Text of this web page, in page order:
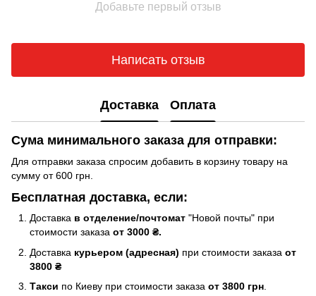
Добавьте первый отзыв
Написать отзыв
Доставка Оплата
Сума минимального заказа для отправки:
Для отправки заказа спросим добавить в корзину товару на
сумму от 600 грн.
Бесплатная доставка, если:
Доставка в отделение/почтомат "Новой почты" при
стоимости заказа от 3000 ₴.
Доставка курьером (адресная) при стоимости заказа от
3800 ₴
Такси по Киеву при стоимости заказа от 3800 грн